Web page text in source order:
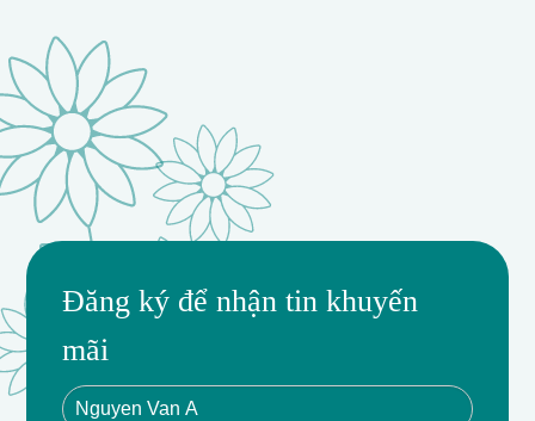
Đăng ký để nhận tin khuyến
mãi